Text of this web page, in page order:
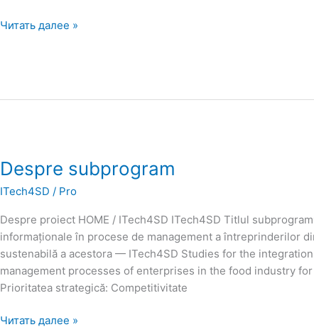
Читать далее »
Despre subprogram
ITech4SD / Pro
Despre proiect HOME / ITech4SD ITech4SD Titlul
informaționale în procese de management a întreprinderilor
sustenabilă a acestora — ITech4SD Studies for the
management processes of enterprises in the food industry
Prioritatea strategică: Competitivitate
Despre
subprogram
Читать далее »